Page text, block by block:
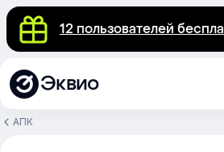
12 пользователей
Эквио
АПК